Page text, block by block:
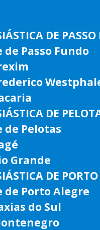
DE
Passo Fundo
DE
Pelotas
Grande
DE
de Porto Alegre
do Sul